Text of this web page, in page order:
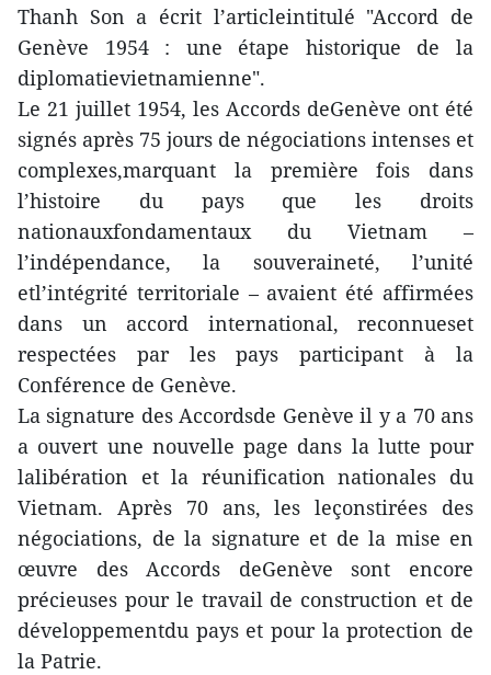
Thanh Son a écrit l’articleintitulé "Accord de
Genève 1954 : une étape historique de la
diplomatievietnamienne".
Le 21 juillet 1954, les Accords deGenève ont été
signés après 75 jours de négociations intenses et
complexes,marquant la première fois dans
l’histoire du pays que les droits
nationauxfondamentaux du Vietnam –
l’indépendance, la souveraineté, l’unité
etl’intégrité territoriale – avaient été affirmées
dans un accord international, reconnueset
respectées par les pays participant à la
Conférence de Genève.
La signature des Accordsde Genève il y a 70 ans
a ouvert une nouvelle page dans la lutte pour
lalibération et la réunification nationales du
Vietnam. Après 70 ans, les leçonstirées des
négociations, de la signature et de la mise en
œuvre des Accords deGenève sont encore
précieuses pour le travail de construction et de
développementdu pays et pour la protection de
la Patrie.